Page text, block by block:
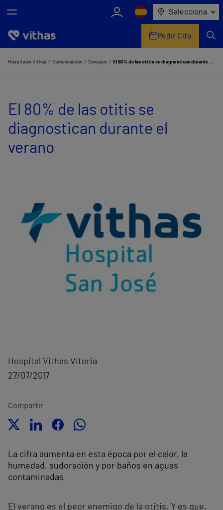
Selecciona
Nosotros
Servicios de salud
Equipo médico y asistencial
Pedir Cita
Hospitales Vithas Comunicación Consejos El 80% de las otitis se diagnostican durante el verano
El 80% de las otitis se
diagnostican durante el
verano
Hospital Vithas Vitoria
27/07/2017
Compartir
La cifra aumenta en esta época por el calor, la
humedad, sudoración y por baños en aguas
contaminadas
El verano es el peor enemigo de la otitis. Y es que,